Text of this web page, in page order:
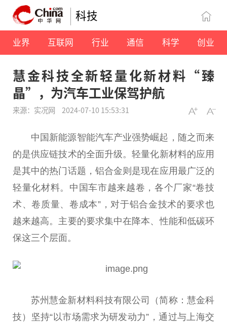
科技
业界 互联网 行业 通信 科学 创业
慧金科技全新轻量化新材料“臻
晶”，为汽车工业保驾护航
来源：实况网 2024-07-10 15:53:31
中国新能源智能汽车产业强势崛起，随之而来
的是供应链技术的全面升级。轻量化新材料的应用
是其中的热门话题，铝合金则是现在应用最广泛的
轻量化材料。中国车市越来越卷，各个厂家“卷技
术、卷质量、卷成本”，对于铝合金技术的要求也
越来越高。主要的要求集中在降本、性能和低碳环
保这三个层面。
苏州慧金新材料科技有限公司（简称：慧金科
技）坚持“以市场需求为研发动力”，通过与上海交